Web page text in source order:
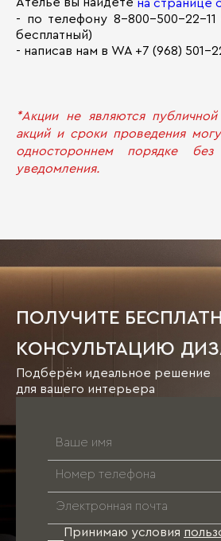
на странице
- по телефону 8-800-500-22-11
бесплатный)
- написав нам в WA +7 (968) 501-
*Акции не являются
акций и сроки проведения
одностороннем порядке без
уведомления.
ПОЛУЧИТЕ
КОНСУЛЬТАЦИЮ
Подберём идеальное решение
для вашего интерьера
Принимаю условия